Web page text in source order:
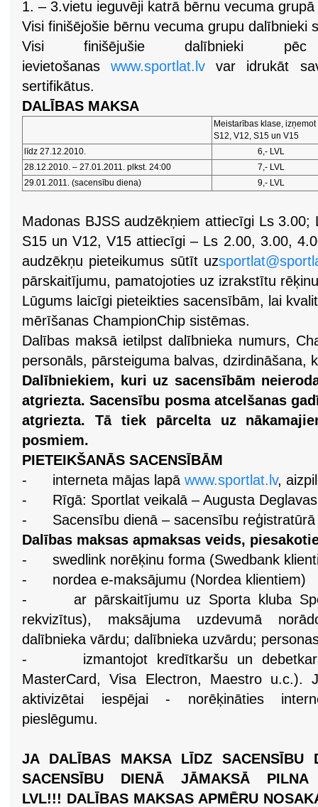
1. – 3.vietu ieguvēji katrā bērnu vecuma
Visi finišējošie bērnu vecuma grupu dalībnieki
Visi finišējušie dalībnieki pēc
ievietošanaswww.sportlat.lv var idrukāt
sertifikātus.
DALĪBAS MAKSA
Meistarības klase, izņemot
S12, V12, S15 un V15
līdz 27.12.2010.
6,- LVL
28.12.2010. – 27.01.2011. plkst. 24:00
7,- LVL
29.01.2011. (sacensību diena)
9,- LVL
Madonas BJSS audzēkņiem attiecīgi Ls
S15 un V12, V15 attiecīgi – Ls 2.00, 3.00,
audzēkņu pieteikumus sūtīt uz
pārskaitījumu, pamatojoties uz izrakstītu
Lūgums laicīgi pieteikties sacensībām, lai
mērīšanas ChampionChip sistēmas.
Dalības maksā ietilpst dalībnieka numurs,
personāls, pārsteiguma balvas, dzirdināšana,
Dalībniekiem, kuri uz sacensībām
atgriezta. Sacensību posma atcelšanas
atgriezta. Tā tiek pārcelta uz
posmiem.
PIETEIKŠANĀS SACENSĪBĀM
-
interneta mājas lapā www.sportlat.lv,
-
Rīgā: Sportlat veikalā – Augusta
-
Sacensību dienā – sacensību
Dalības maksas apmaksas veids,
-
swedlink norēķinu forma (Swedbank
-
nordea e-maksājumu (Nordea klientiem)
-
ar pārskaitījumu uz Sporta kluba
rekvizītus), maksājuma uzdevumā
dalībnieka vārdu; dalībnieka uzvārdu;
-
izmantojot kredītkaršu un
MasterCard, Visa Electron, Maestro u.c.).
aktivizētai iespējai - norēķināties
pieslēgumu.
JA DALĪBAS MAKSA LĪDZ SACENSĪBU
SACENSĪBU DIENĀ JĀMAKSĀ
LVL!!! DALĪBAS MAKSAS APMĒRU